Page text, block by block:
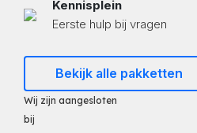
Kennisplein
Eerste hulp bij vragen
Bekijk alle pakketten
Wij zijn aangesloten
bij